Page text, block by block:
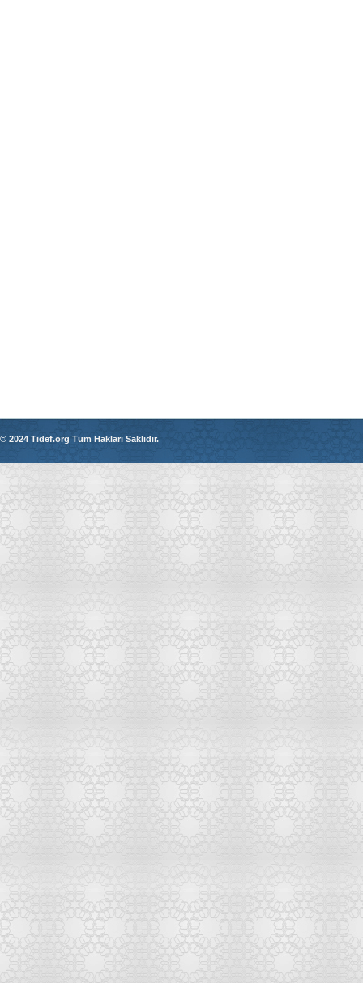
© 2024 Tidef.org Tüm Hakları Saklıdır.